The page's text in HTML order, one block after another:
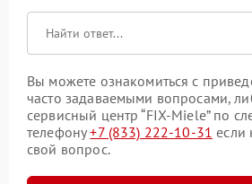
Вы можете ознакомиться с
часто задаваемыми вопросами,
сервисный центр “FIX-Miele” по
телефону+7 (833) 222-10-31 если
свой вопрос.